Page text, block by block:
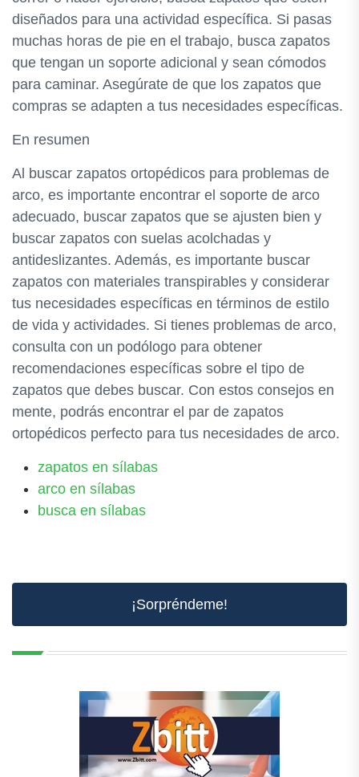
diseñados para una actividad específica. Si pasas
muchas horas de pie en el trabajo, busca zapatos
que tengan un soporte adicional y sean cómodos
para caminar. Asegúrate de que los zapatos que
compras se adapten a tus necesidades específicas.
En resumen
Al buscar zapatos ortopédicos para problemas de
arco, es importante encontrar el soporte de arco
adecuado, buscar zapatos que se ajusten bien y
buscar zapatos con suelas acolchadas y
antideslizantes. Además, es importante buscar
zapatos con materiales transpirables y considerar
tus necesidades específicas en términos de estilo
de vida y actividades. Si tienes problemas de arco,
consulta con un podólogo para obtener
recomendaciones específicas sobre el tipo de
zapatos que debes buscar. Con estos consejos en
mente, podrás encontrar el par de zapatos
ortopédicos perfecto para tus necesidades de arco.
zapatos en sílabas
arco en sílabas
busca en sílabas
¡Sorpréndeme!